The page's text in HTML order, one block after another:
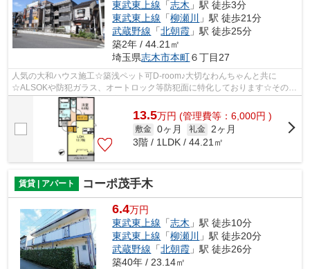
東武東上線 「志木 」駅 徒歩3分
東武東上線 「柳瀬川 」駅 徒歩21分
武蔵野線 「北朝霞 」駅 徒歩25分
築2年 / 44.21㎡
埼玉県志木市本町６丁目27
人気の大和ハウス施工☆築浅ペット可D-room♪大切なわんちゃんと共に
☆ALSOKや防犯ガラス、オートロック等防犯面に特化しております☆その
他、築浅ならではの設備充実☆お問い合わせはかつ...
13.5万円 (管理費等：6,000円 )
敷金 0ヶ月 礼金
2ヶ月
3階 / 1LDK / 44.21㎡
賃貸 | アパート コーポ茂手木
6.4万円
東武東上線 「志木 」駅 徒歩10分
東武東上線 「柳瀬川
」駅 徒歩20分
武蔵野線 「北朝霞 」駅 徒歩26分
築40年 / 23.14㎡